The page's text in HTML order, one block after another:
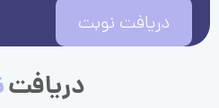
دریافت نوبت
دریافت